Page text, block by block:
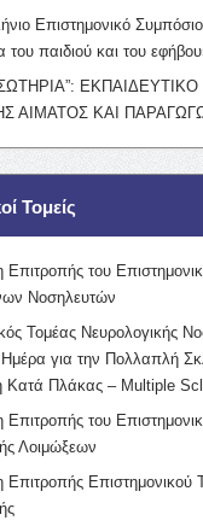
Επιστημονικό
του παιδιού και του
ΑΙΜΑΤΟΣ ΚΑΙ
Τομείς
Επιτροπής του
Νοσηλευτών
Τομέας Νευρολογικής
για την Πολλαπλή
Κατά Πλάκας – Multiple
Επιτροπής του
Λοιμώξεων
Επιστημονικού